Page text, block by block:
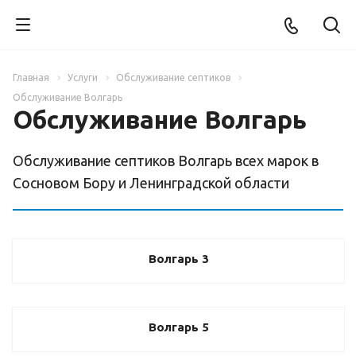
Главная Услуги
Обслуживание септиков
Обслуживание Волгарь
Обслуживание Волгарь
Обслуживание септиков Волгарь всех марок в
Сосновом Бору и Ленинградской области
Волгарь 3
Волгарь 5